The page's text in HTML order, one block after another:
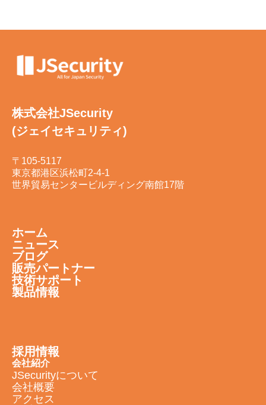
株式会社JSecurity
(ジェイセキュリティ)
〒105-5117
東京都港区浜松町2-4-1
世界貿易センタービルディング南館17階
ホーム
ニュース
ブログ
販売パートナー
技術サポート
製品情報
採用情報
会社紹介
JSecurityについて
会社概要
アクセス